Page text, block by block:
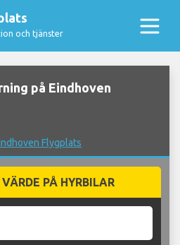
och tjänster
på Eindhoven
Flygplats
PÅ HYRBILAR